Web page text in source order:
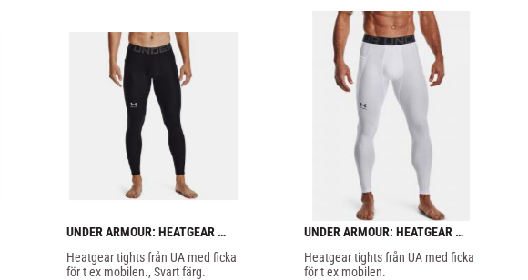
UNDER ARMOUR: HEATGEAR
ARMOUR LEGGINGS - SVART
Heatgear tights från UA med ficka
för t ex mobilen., Svart färg.
UNDER ARMOUR: HEATGEAR
ARMOUR LEGGINGS - VIT
Heatgear tights från UA med ficka
för t ex mobilen.